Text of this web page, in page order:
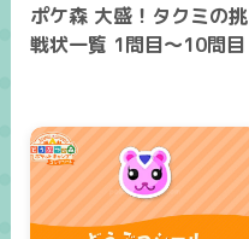
ポケ森 大盛！タクミの挑
戦状一覧 1問目～10問目